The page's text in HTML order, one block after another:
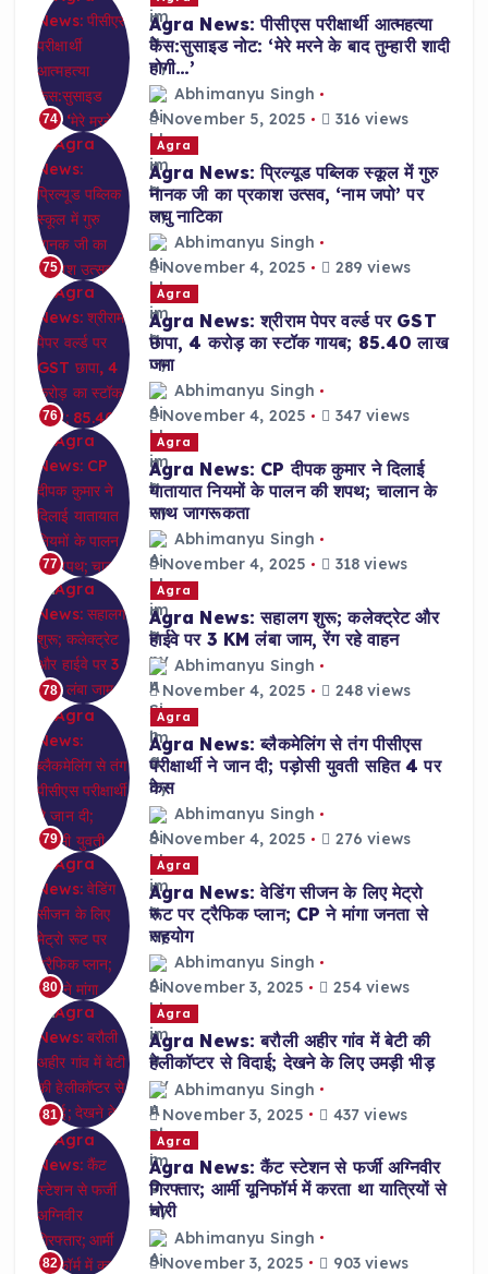
74
Agra News: पीसीएस परीक्षार्थी आत्महत्या
केस:सुसाइड नोट: ‘मेरे मरने के बाद तुम्हारी शादी
होगी…’
Abhimanyu Singh
November 5, 2025
316 views
75
Agra
Agra News: प्रिल्यूड पब्लिक स्कूल में गुरु
नानक जी का प्रकाश उत्सव, ‘नाम जपो’ पर
लघु नाटिका
Abhimanyu Singh
November 4, 2025
289 views
76
Agra
Agra News: श्रीराम पेपर वर्ल्ड पर GST
छापा, 4 करोड़ का स्टॉक गायब; 85.40 लाख
जमा
Abhimanyu Singh
November 4, 2025
347 views
77
Agra
Agra News: CP दीपक कुमार ने दिलाई
यातायात नियमों के पालन की शपथ; चालान के
साथ जागरूकता
Abhimanyu Singh
November 4, 2025
318 views
78
Agra
Agra News: सहालग शुरू; कलेक्ट्रेट और
हाईवे पर 3 KM लंबा जाम, रेंग रहे वाहन
Abhimanyu Singh
November 4, 2025
248 views
79
Agra
Agra News: ब्लैकमेलिंग से तंग पीसीएस
परीक्षार्थी ने जान दी; पड़ोसी युवती सहित 4 पर
केस
Abhimanyu Singh
November 4, 2025
276 views
80
Agra
Agra News: वेडिंग सीजन के लिए मेट्रो
रूट पर ट्रैफिक प्लान; CP ने मांगा जनता से
सहयोग
Abhimanyu Singh
November 3, 2025
254 views
81
Agra
Agra News: बरौली अहीर गांव में बेटी की
हेलीकॉप्टर से विदाई; देखने के लिए उमड़ी भीड़
Abhimanyu Singh
November 3, 2025
437 views
82
Agra
Agra News: कैंट स्टेशन से फर्जी अग्निवीर
गिरफ्तार; आर्मी यूनिफॉर्म में करता था यात्रियों से
चोरी
Abhimanyu Singh
November 3, 2025
903 views